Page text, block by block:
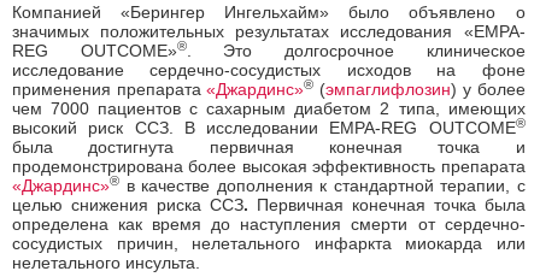
Компанией «Берингер Ингельхайм» было объявлено о
значимых положительных результатах исследования «EMPA-
REG OUTCOME»®. Это долгосрочное клиническое
исследование сердечно-сосудистых исходов на фоне
применения препарата«Джардинс»® (эмпаглифлозин) у более
чем 7000 пациентов с сахарным диабетом 2 типа, имеющих
высокий риск ССЗ. В исследовании EMPA-REG OUTCOME®
была достигнута первичная конечная точка и
продемонстрирована более высокая эффективность препарата
«Джардинс»® в качестве дополнения к стандартной терапии, с
целью снижения риска ССЗ. Первичная конечная точка была
определена как время до наступления смерти от сердечно-
сосудистых причин, нелетального инфаркта миокарда или
нелетального инсульта.